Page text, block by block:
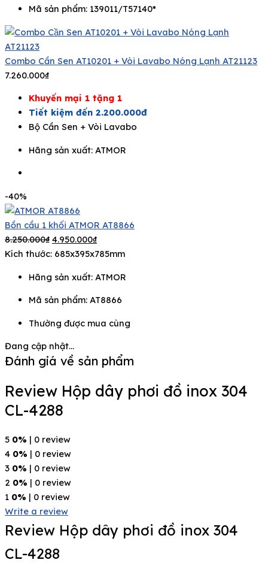
Mã sản phẩm: 139011/T57140*
Combo Cần Sen AT10201 + Vòi Lavabo Nóng Lạnh AT21123
7.260.000₫
Khuyến mại 1 tặng 1
Tiết kiệm đến 2.200.000đ
Bộ Cần Sen + Vòi Lavabo
Hãng sản xuất: ATMOR
-40%
Bồn cầu 1 khối ATMOR AT8866
8.250.000₫ 4.950.000₫
Kích thước: 685x395x785mm
Hãng sản xuất: ATMOR
Mã sản phẩm: AT8866
Thường được mua cùng
Đang cập nhật...
Đánh giá về sản phẩm
Review Hộp dây phơi đồ inox 304
CL-4288
5 0% | 0 review
4 0% | 0 review
3 0% | 0 review
2 0% | 0 review
1 0% | 0 review
Write a review
Review Hộp dây phơi đồ inox 304
CL-4288